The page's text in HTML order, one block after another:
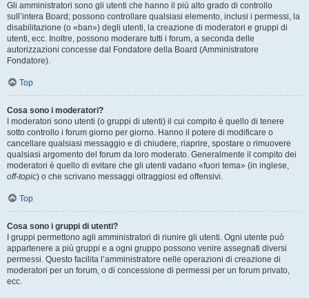
Gli amministratori sono gli utenti che hanno il più alto grado di controllo
sull’intera Board; possono controllare qualsiasi elemento, inclusi i permessi, la
disabilitazione (o «ban») degli utenti, la creazione di moderatori e gruppi di
utenti, ecc. Inoltre, possono moderare tutti i forum, a seconda delle
autorizzazioni concesse dal Fondatore della Board (Amministratore
Fondatore).
Top
Cosa sono i moderatori?
I moderatori sono utenti (o gruppi di utenti) il cui compito è quello di tenere
sotto controllo i forum giorno per giorno. Hanno il potere di modificare o
cancellare qualsiasi messaggio e di chiudere, riaprire, spostare o rimuovere
qualsiasi argomento del forum da loro moderato. Generalmente il compito dei
moderatori è quello di evitare che gli utenti vadano «fuori tema» (in inglese,
off-topic) o che scrivano messaggi oltraggiosi ed offensivi.
Top
Cosa sono i gruppi di utenti?
I gruppi permettono agli amministratori di riunire gli utenti. Ogni utente può
appartenere a più gruppi e a ogni gruppo possono venire assegnati diversi
permessi. Questo facilita l’amministratore nelle operazioni di creazione di
moderatori per un forum, o di concessione di permessi per un forum privato,
ecc.